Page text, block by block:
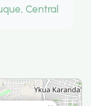
Central